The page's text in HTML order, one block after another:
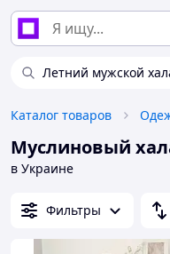
Летний мужской
Каталог товаров
Муслиновый
в Украине
Фильтры